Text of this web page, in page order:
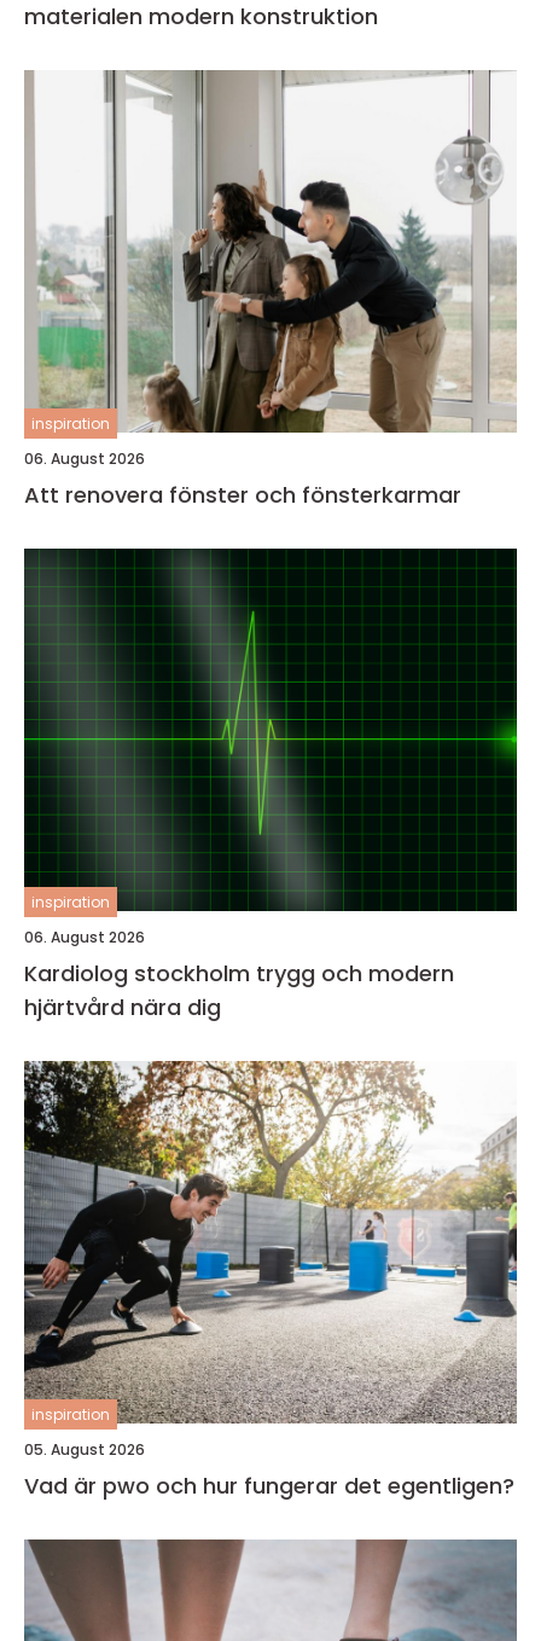
materialen modern konstruktion
inspiration
06. August 2026
Att renovera fönster och fönsterkarmar
inspiration
06. August 2026
Kardiolog stockholm trygg och modern
hjärtvård nära dig
inspiration
05. August 2026
Vad är pwo och hur fungerar det egentligen?